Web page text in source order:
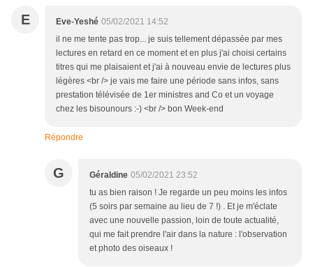
E Eve-Yeshé 05/02/2021 14:52
il ne me tente pas trop... je suis tellement dépassée par mes
lectures en retard en ce moment et en plus j'ai choisi certains
titres qui me plaisaient et j'ai à nouveau envie de lectures plus
légères <br /> je vais me faire une période sans infos, sans
prestation télévisée de 1er ministres and Co et un voyage
chez les bisounours :-) <br /> bon Week-end
Répondre
G Géraldine 05/02/2021 23:52
tu as bien raison ! Je regarde un peu moins les infos
(5 soirs par semaine au lieu de 7 !) . Et je m'éclate
avec une nouvelle passion, loin de toute actualité,
qui me fait prendre l'air dans la nature : l'observation
et photo des oiseaux !